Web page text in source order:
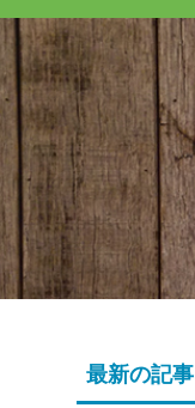
最新の記事